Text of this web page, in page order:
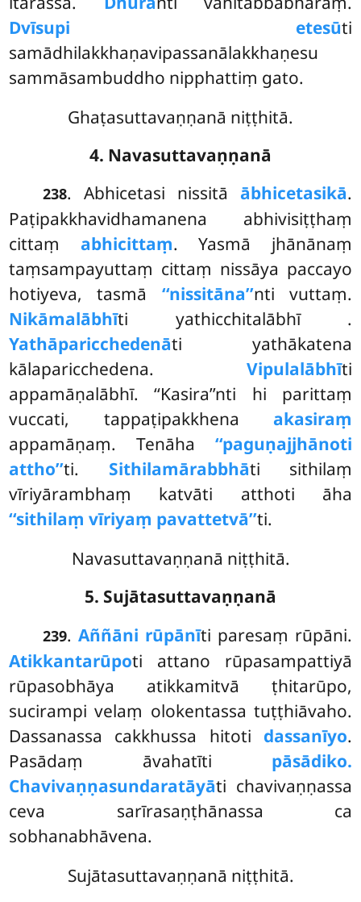
Dvīsupi etesūti
samādhilakkhaṇavipassanālakkhaṇesu
sammāsambuddho nipphattiṃ gato.
Ghaṭasuttavaṇṇanā niṭṭhitā.
4. Navasuttavaṇṇanā
238. Abhicetasi nissitā ābhicetasikā.
Paṭipakkhavidhamanena abhivisiṭṭhaṃ
cittaṃ abhicittaṃ. Yasmā jhānānaṃ
taṃsampayuttaṃ cittaṃ nissāya paccayo
hotiyeva, tasmā ‘‘nissitāna’’nti vuttaṃ.
Nikāmalābhīti yathicchitalābhī .
Yathāparicchedenāti yathākatena
kālaparicchedena. Vipulalābhīti
appamāṇalābhī. ‘‘Kasira’’nti hi parittaṃ
vuccati, tappaṭipakkhena akasiraṃ
appamāṇaṃ. Tenāha ‘‘paguṇajjhānoti
attho’’ti. Sithilamārabbhāti sithilaṃ
vīriyārambhaṃ katvāti atthoti āha
‘‘sithilaṃ vīriyaṃ pavattetvā’’ti.
Navasuttavaṇṇanā niṭṭhitā.
5. Sujātasuttavaṇṇanā
239. Aññāni rūpānīti paresaṃ rūpāni.
Atikkantarūpoti attano rūpasampattiyā
rūpasobhāya atikkamitvā ṭhitarūpo,
sucirampi velaṃ olokentassa tuṭṭhiāvaho.
Dassanassa cakkhussa hitoti dassanīyo.
Pasādaṃ āvahatīti pāsādiko.
Chavivaṇṇasundaratāyāti chavivaṇṇassa
ceva sarīrasaṇṭhānassa ca
sobhanabhāvena.
Sujātasuttavaṇṇanā niṭṭhitā.